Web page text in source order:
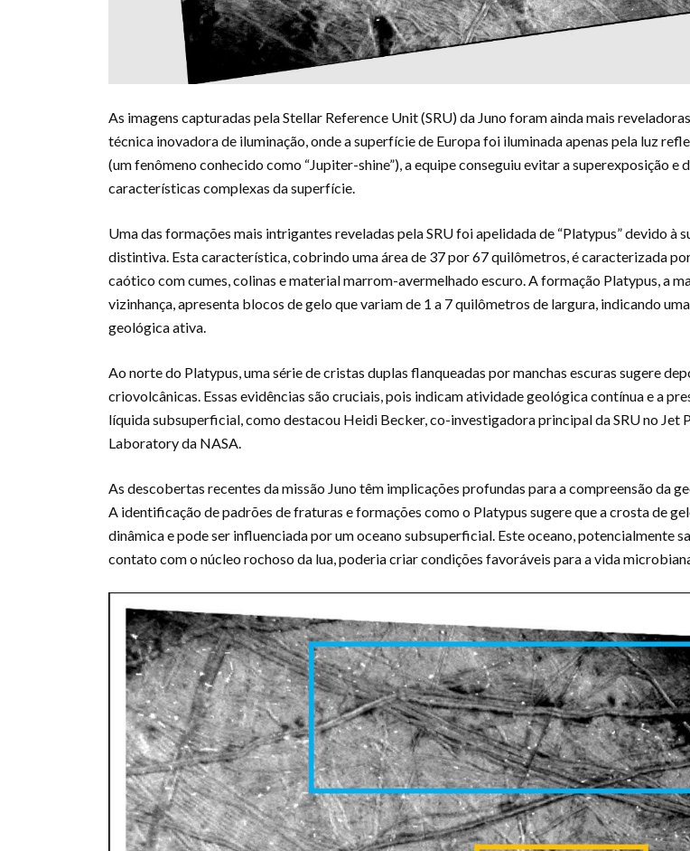
As imagens capturadas pela Stellar Reference Unit (SRU) da Juno foram ainda mais
técnica inovadora de iluminação, onde a superfície de Europa foi iluminada apenas pela luz
(um fenômeno conhecido como “Jupiter-shine”), a equipe conseguiu evitar a superexposição e
características complexas da superfície.
Uma das formações mais intrigantes reveladas pela SRU foi apelidada de “Platypus” devido à
distintiva. Esta característica, cobrindo uma área de 37 por 67 quilômetros, é caracterizada
caótico com cumes, colinas e material marrom-avermelhado escuro. A formação Platypus, a
vizinhança, apresenta blocos de gelo que variam de 1 a 7 quilômetros de largura, indicando
geológica ativa.
Ao norte do Platypus, uma série de cristas duplas flanqueadas por manchas escuras sugere
criovolcânicas. Essas evidências são cruciais, pois indicam atividade geológica contínua e a
líquida subsuperficial, como destacou Heidi Becker, co-investigadora principal da SRU no Jet
Laboratory da NASA.
As descobertas recentes da missão Juno têm implicações profundas para a compreensão da
A identificação de padrões de fraturas e formações como o Platypus sugere que a crosta de
dinâmica e pode ser influenciada por um oceano subsuperficial. Este oceano, potencialmente
contato com o núcleo rochoso da lua, poderia criar condições favoráveis para a vida